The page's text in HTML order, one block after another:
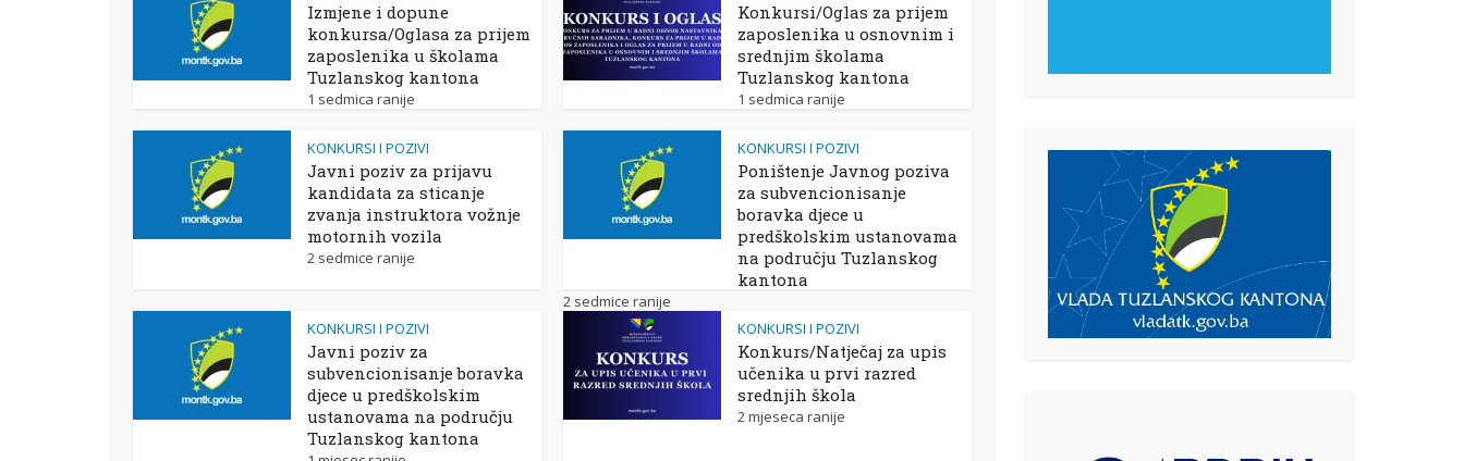
Izmjene i dopune
konkursa/Oglasa za prijem
zaposlenika u školama
Tuzlanskog kantona
1 sedmica ranije
Konkursi/Oglas za prijem
zaposlenika u osnovnim i
srednjim školama
Tuzlanskog kantona
1 sedmica ranije
KONKURSI I POZIVI
Javni poziv za prijavu
kandidata za sticanje
zvanja instruktora vožnje
motornih vozila
2 sedmice ranije
KONKURSI I POZIVI
Poništenje Javnog poziva
za subvencionisanje
boravka djece u
predškolskim ustanovama
na području Tuzlanskog
kantona
2 sedmice ranije
KONKURSI I POZIVI
Javni poziv za
subvencionisanje boravka
djece u predškolskim
ustanovama na području
Tuzlanskog kantona
KONKURSI I POZIVI
Konkurs/Natječaj za upis
učenika u prvi razred
srednjih škola
2 mjeseca ranije